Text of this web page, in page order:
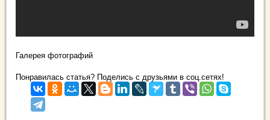
Галерея фотографий
Понравилась статья? Поделись с друзьями в соц.сетях!